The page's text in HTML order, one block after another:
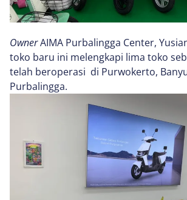
OwnerAIMA Purbalingga Center,
toko baru ini melengkapi lima toko
telah beroperasi di Purwokerto,
Purbalingga.